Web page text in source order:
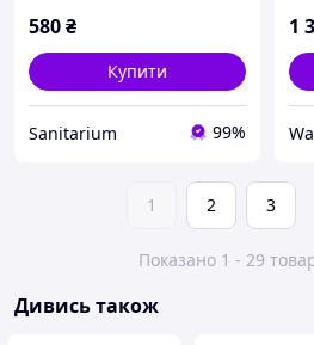
580₴
Купити
Sanitarium 99%
1
1 2 3
Показано 1 - 29
Дивись також